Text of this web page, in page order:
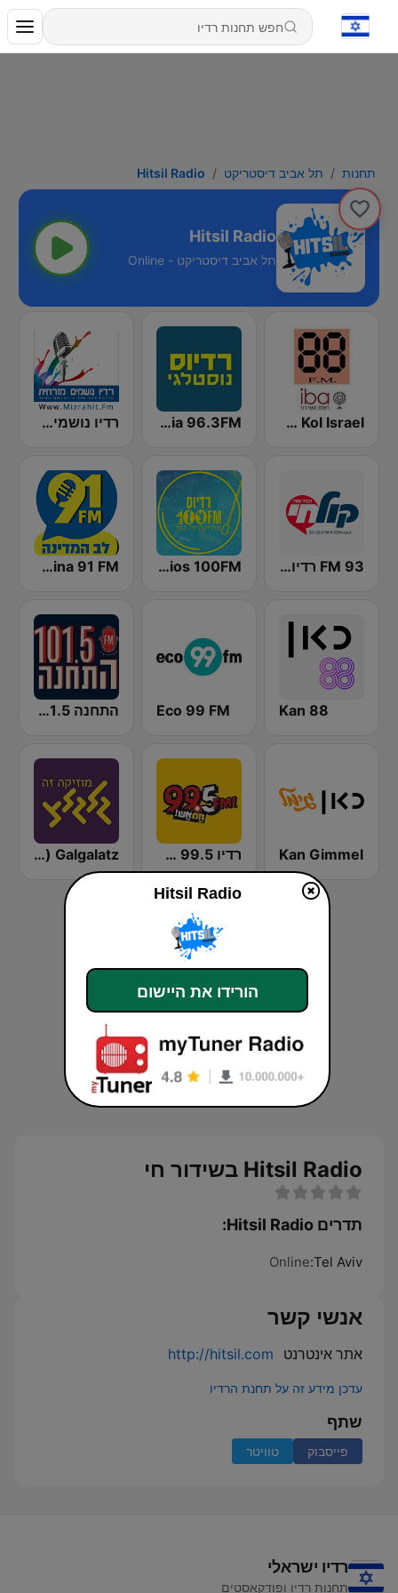
תחנות תל אביב דיסטריקט Hitsil Radio
Hitsil Radio
תל אביב דיסטריקט - Online
IBA 88FM Kol Israel Radios Nostalgia 96.3FM (רדיוס נוסטלגי) רדיו נושמים מזרחית (Mizrahit Fm)
93 FM רדיו קול חי Radios 100FM (רדיוס) Radio Lev HaMedina 91 FM (לב המדינה)
Kan 88
Eco 99 FM התחנה 101.5
Kan Gimmel רדיו 99.5 חם אש Galgalatz (גלגלצ רדיו)
Hitsil Radio בשידור חי
תדרים Hitsil Radio:
Tel Aviv:
Online
אנשי קשר
אתר אינטרנט http://hitsil.com
עדכן מידע זה על תחנת הרדיו
שתף
פייסבוק טוויטר
רדיו ישראלי
תחנות רדיו ופודקאסטים
Hitsil Radio
הורידו את היישום